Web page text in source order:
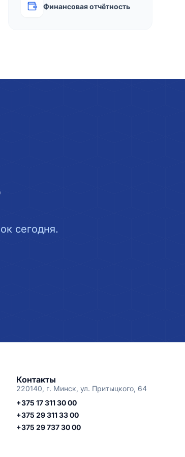
Финансовая отчётность
сегодня.
Контакты
220140, г. Минск, ул. Притыцкого, 64
+375 17 311 30 00
+375 29 311 33 00
+375 29 737 30 00